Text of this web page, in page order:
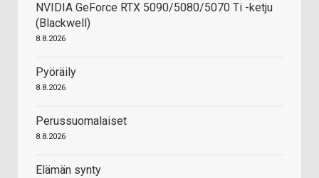
NVIDIA GeForce RTX 5090/5080/5070 Ti -ketju
(Blackwell)
8.8.2026
Pyöräily
8.8.2026
Perussuomalaiset
8.8.2026
Elämän synty